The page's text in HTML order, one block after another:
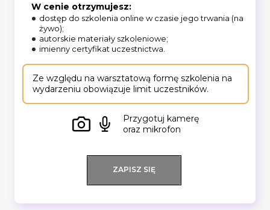
W cenie otrzymujesz:
dostęp do szkolenia online w czasie jego trwania (na
żywo);
autorskie materiały szkoleniowe;
imienny certyfikat uczestnictwa.
Ze względu na warsztatową formę szkolenia na
wydarzeniu obowiązuje limit uczestników.
Przygotuj kamerę
oraz mikrofon
ZAPISZ SIĘ